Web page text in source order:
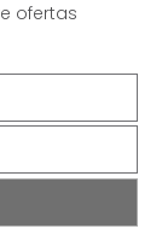
ofertas